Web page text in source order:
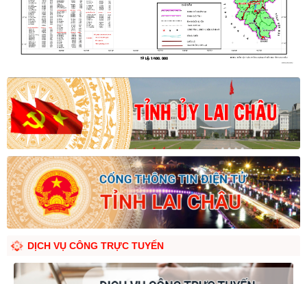
DỊCH VỤ CÔNG TRỰC TUYẾN